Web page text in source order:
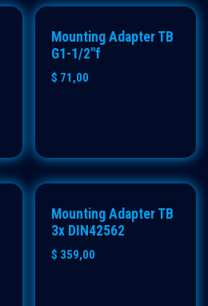
Mounting Adapter TB
G1-1/2"f
$ 71,00
Mounting Adapter TB
3x DIN42562
$ 359,00